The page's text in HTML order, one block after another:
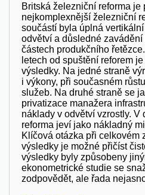
Britská železniční reforma je
nejkomplexnější železniční
součástí byla úplná
odvětví a důsledné
částech produkčního
letech od spuštění reforem
výsledky. Na jedné straně
i výkony, při současném
služeb. Na druhé straně se
privatizace manažera
náklady v odvětví vzrostly. V
reforma jeví jako nákladný
Klíčová otázka při celkovém
výsledky je možné přičíst
výsledky byly způsobeny
ekonometrické studie se
zodpovědět, ale řada